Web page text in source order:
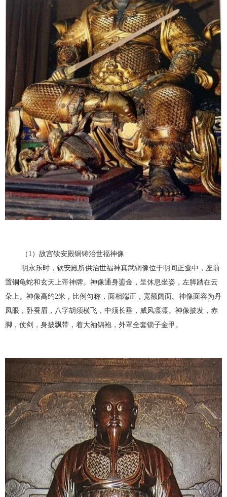
（1）故宫钦安殿铜铸治世福神像
明永乐时，钦安殿所供治世福神真武铜像位于明间正龛中，座前
置铜龟蛇和玄天上帝神牌。神像通身鎏金，呈休息坐姿，左脚踏在云
朵上。神像高约2米，比例匀称，面相端正，宽额阔面。神像面容为丹
凤眼，卧蚕眉，八字胡须横飞，中须长垂，威风凛凛。神像披发，赤
脚，仗剑，身披飘带，着大袖锦袍，外罩全套锁子金甲。